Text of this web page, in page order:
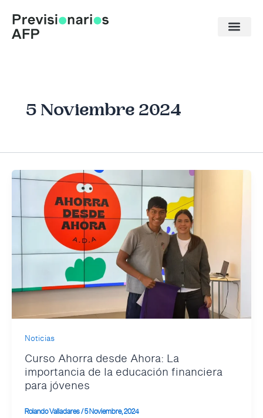
contenido
5 Noviembre 2024
Noticias
Curso Ahorra desde Ahora: La
importancia de la educación financiera
para jóvenes
Rolando Valladares/5 Noviembre, 2024